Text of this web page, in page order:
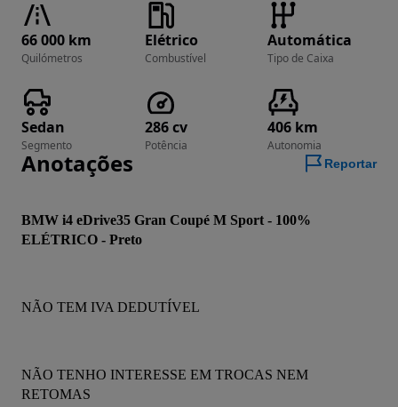
66 000 km
Quilómetros
Elétrico
Combustível
Automática
Tipo de Caixa
Sedan
Segmento
286 cv
Potência
406 km
Autonomia
Anotações Reportar
BMW i4 eDrive35 Gran Coupé M Sport - 100%
ELÉTRICO - Preto
NÃO TEM IVA DEDUTÍVEL
NÃO TENHO INTERESSE EM TROCAS NEM
RETOMAS